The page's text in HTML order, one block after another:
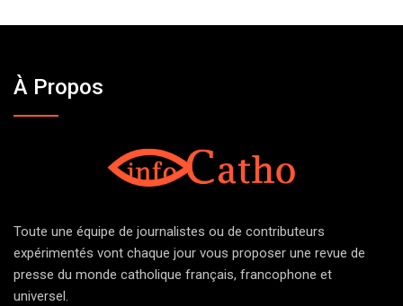
À Propos
Toute une équipe de journalistes ou de contributeurs
expérimentés vont chaque jour vous proposer une revue de
presse du monde catholique français, francophone et
universel.